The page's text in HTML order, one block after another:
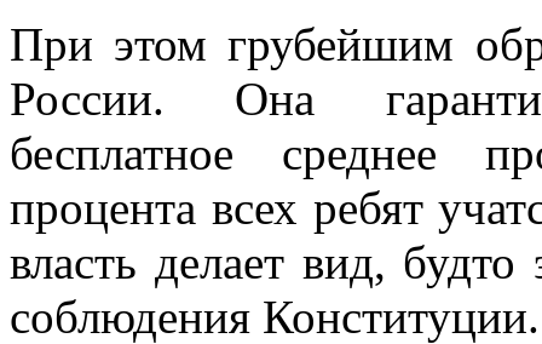
При этом грубейшим
России. Она
бесплатное среднее
процента всех ребят
власть делает вид,
соблюдения Конституции.